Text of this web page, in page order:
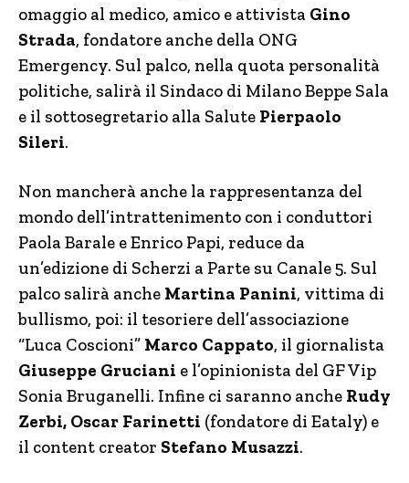
omaggio al medico, amico e attivista Gino
Strada, fondatore anche della ONG
Emergency. Sul palco, nella quota personalità
politiche, salirà il Sindaco di Milano Beppe Sala
e il sottosegretario alla Salute Pierpaolo
Sileri.
Non mancherà anche la rappresentanza del
mondo dell’intrattenimento con i conduttori
Paola Barale e Enrico Papi, reduce da
un’edizione di Scherzi a Parte su Canale 5. Sul
palco salirà anche Martina Panini, vittima di
bullismo, poi: il tesoriere dell’associazione
“Luca Coscioni” Marco Cappato, il giornalista
Giuseppe Gruciani e l’opinionista del GF Vip
Sonia Bruganelli. Infine ci saranno anche Rudy
Zerbi, Oscar Farinetti (fondatore di Eataly) e
il content creator Stefano Musazzi.